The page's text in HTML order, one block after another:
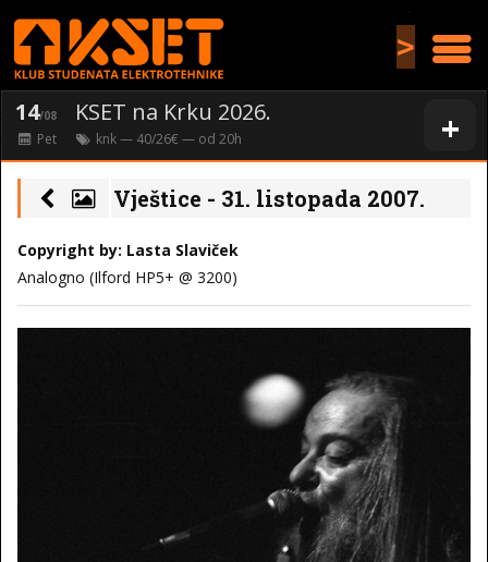
>
+
14/08 KSET na Krku 2026.
Pet knk— 40/26€ — od 20h
Vještice - 31. listopada 2007.
Copyright by: Lasta Slaviček
Analogno (Ilford HP5+ @ 3200)